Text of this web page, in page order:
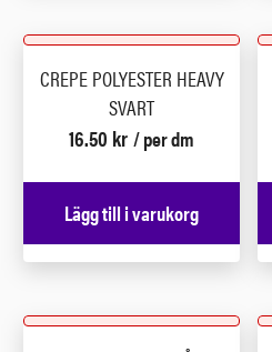
CREPE POLYESTER HEAVY
SVART
16.50 kr / per dm
Lägg till i varukorg